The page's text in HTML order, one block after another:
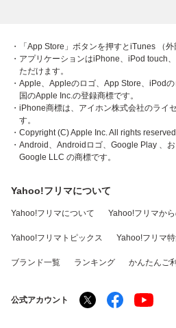
・「App Store」ボタンを押すとiTunes （外
・アプリケーションはiPhone、iPod touch
ただけます。
・Apple、Appleのロゴ、App Store、iPod
国のApple Inc.の登録商標です。
・iPhone商標は、アイホン株式会社のライ
す。
・Copyright (C) Apple Inc. All rights
・Android、Androidロゴ、Google Play 、
Google LLC の商標です。
Yahoo!フリマについて
Yahoo!フリマについて Yahoo!フリマか
Yahoo!フリマトピックス Yahoo!フリマ
ブランド一覧 ランキング かんたんご
公式アカウント